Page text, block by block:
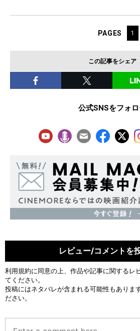
PAGES 1
この記事をシェア
公式SNSをフォ
レビュー/コメントを
利用規約に同意の上、作品や記事に関するレ
てください。
投稿にはネタバレが含まれる可能性もありま
ださい。